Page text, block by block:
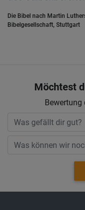
Die Bibel nach Martin
Bibelgesellschaft, Stuttgart
Möchtest
Bewertung